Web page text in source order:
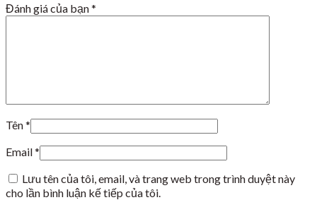
Đánh giá của bạn*
Tên*
Email*
Lưu tên của tôi, email, và trang web trong trình duyệt này
cho lần bình luận kế tiếp của tôi.